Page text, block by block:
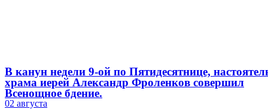
В канун недели 9-ой по Пятидесятнице,
храма иерей Александр Фроленков совершил
Всенощное бдение.
02 августа